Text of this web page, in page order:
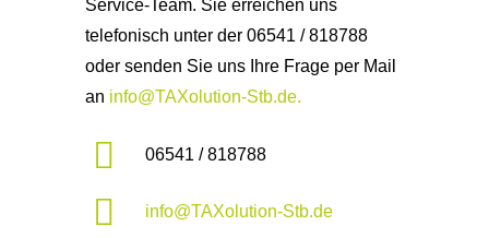
Service-Team. Sie erreichen uns
telefonisch unter der 06541 / 818788
oder senden Sie uns Ihre Frage per Mail
an info@TAXolution-Stb.de.
06541 / 818788
info@TAXolution-Stb.de